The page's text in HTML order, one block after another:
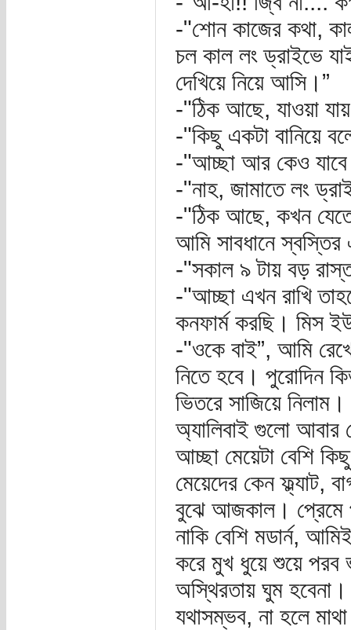
-"শোন কাজের কথা,
চল কাল লং ড্রাইভে
দেখিয়ে নিয়ে আসি।”
-"ঠিক আছে, যাওয়া
-"কিছু একটা বানিয়ে
-"আচ্ছা আর কেও যাবে
-"নাহ, জামাতে লং
-"ঠিক আছে, কখন
আমি সাবধানে স্বস্তির
-"সকাল ৯ টায় বড়
-"আচ্ছা এখন রাখি
কনফার্ম করছি। মিস
-"ওকে বাই”, আমি
নিতে হবে। পুরোদিন
ভিতরে সাজিয়ে
অ্যালিবাই গুলো আবার
আচ্ছা মেয়েটা বেশি
মেয়েদের কেন ফ্ল্যাট,
বুঝে আজকাল। প্রেমে
নাকি বেশি মডার্ন,
করে মুখ ধুয়ে শুয়ে পরব
অস্থিরতায় ঘুম
যথাসম্ভব, না হলে